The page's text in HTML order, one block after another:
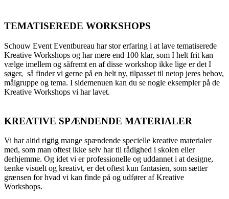
TEMATISEREDE WORKSHOPS
Schouw Event Eventbureau har stor erfaring i at lave tematiserede
Kreative Workshops og har mere end 100 klar, som I helt frit kan
vælge imellem og såfremt en af disse workshop ikke lige er det I
søger, så finder vi gerne på en helt ny, tilpasset til netop jeres behov,
målgruppe og tema. I sidemenuen kan du se nogle eksempler på de
Kreative Workshops vi har lavet.
KREATIVE SPÆNDENDE MATERIALER
Vi har altid rigtig mange spændende specielle kreative materialer
med, som man oftest ikke selv har til rådighed i skolen eller
derhjemme. Og idet vi er professionelle og uddannet i at designe,
tænke visuelt og kreativt, er det oftest kun fantasien, som sætter
grænsen for hvad vi kan finde på og udfører af Kreative
Workshops.